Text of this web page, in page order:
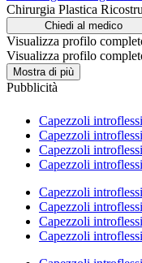
Chirurgia Plastica
Chiedi al medico
Visualizza profilo
Visualizza profilo
Mostra di più
Pubblicità
Capezzoli
Capezzoli
Capezzoli
Capezzoli
Capezzoli
Capezzoli
Capezzoli
Capezzoli